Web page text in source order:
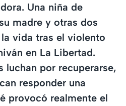
Una niña de
madre y otras dos
vida tras el violento
en La Libertad.
luchan por recuperarse,
responder una
provocó realmente el